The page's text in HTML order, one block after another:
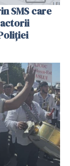
SMS care